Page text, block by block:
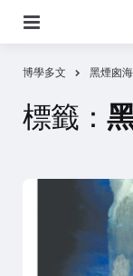
博學多文 黑煙囪
標籤：